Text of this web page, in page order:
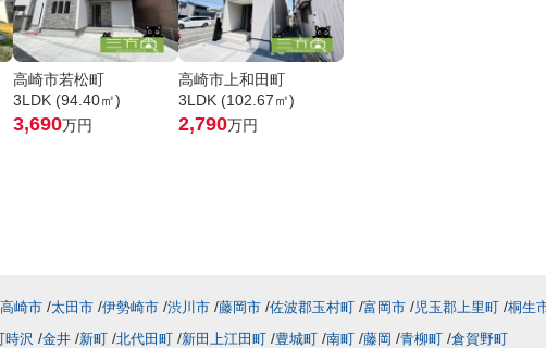
高崎市若松町
3LDK (94.40㎡)
3,690万円
高崎市上和田町
3LDK (102.67㎡)
2,790万円
高崎市 太田市 伊勢崎市 渋川市 藤岡市 佐波郡玉村町 富岡市 児玉郡上里町 桐生
時沢 金井 新町 北代田町 新田上江田町 豊城町 南町 藤岡 青柳町 倉賀野町